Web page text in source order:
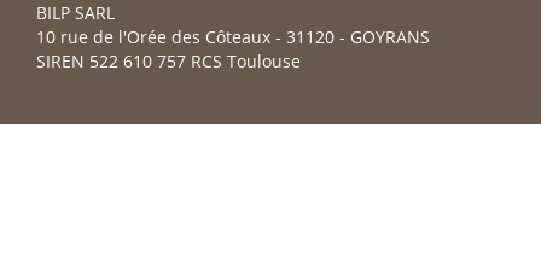
BILP SARL
10 rue de l'Orée des Côteaux - 31120 - GOYRANS
SIREN 522 610 757 RCS Toulouse